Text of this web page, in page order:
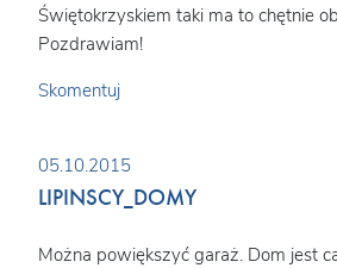
Świętokrzyskiem taki ma to chętnie
Pozdrawiam!
Skomentuj
05.10.2015
LIPINSCY_DOMY
Można powiększyć garaż. Dom jest